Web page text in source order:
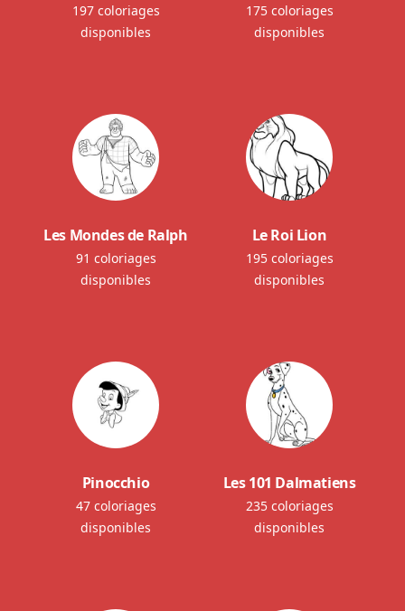
197 coloriages
disponibles
175 coloriages
disponibles
Les Mondes de Ralph
91 coloriages
disponibles
Le Roi Lion
195 coloriages
disponibles
Pinocchio
47 coloriages
disponibles
Les 101 Dalmatiens
235 coloriages
disponibles